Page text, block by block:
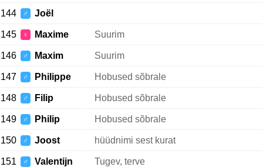
144 ♂ Joël
145 ♀ Maxime Suurim
146 ♂ Maxim Suurim
147 ♂ Philippe Hobused sõbrale
148 ♂ Filip Hobused sõbrale
149 ♂ Philip Hobused sõbrale
150 ♂ Joost hüüdnimi sest kurat
151 ♂ Valentijn Tugev, terve